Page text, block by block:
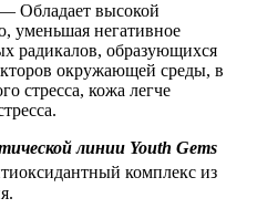
Обладает высокой
уменьшая негативное
радикалов, образующихся
окружающей среды, в
стресса, кожа легче
линии Youth Gems
комплекс из